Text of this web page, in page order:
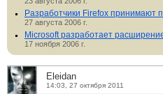
Разработчики Firefox принимают
27 августа 2006 г.
Microsoft разработает
17 ноября 2006 г.
Eleidan
14:03, 27 октября 2011